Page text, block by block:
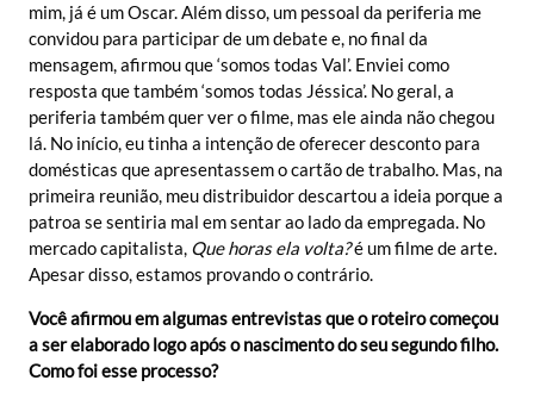
mim, já é um Oscar. Além disso, um pessoal da periferia me
convidou para participar de um debate e, no final da
mensagem, afirmou que ‘somos todas Val’. Enviei como
resposta que também ‘somos todas Jéssica’. No geral, a
periferia também quer ver o filme, mas ele ainda não chegou
lá. No início, eu tinha a intenção de oferecer desconto para
domésticas que apresentassem o cartão de trabalho. Mas, na
primeira reunião, meu distribuidor descartou a ideia porque a
patroa se sentiria mal em sentar ao lado da empregada. No
mercado capitalista, Que horas ela volta?é um filme de arte.
Apesar disso, estamos provando o contrário.
Você afirmou em algumas entrevistas que o roteiro começou
a ser elaborado logo após o nascimento do seu segundo filho.
Como foi esse processo?